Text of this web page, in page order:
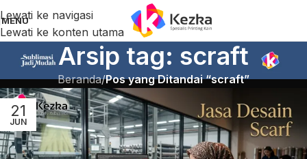
Lewati ke navigasi
Lewati ke konten utama
MENU
Arsip tag: scraft
Beranda/Pos yang Ditandai “scraft”
21
JUN